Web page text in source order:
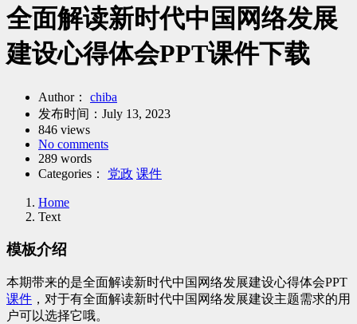
全面解读新时代中国网络发展
建设心得体会PPT课件下载
Author：
chiba
发布时间： July 13, 2023
846 views
No comments
289 words
Categories：
党政 课件
Home
Text
模板介绍
本期带来的是全面解读新时代中国网络发展建设心得体会PPT
课件 ，对于有全面解读新时代中国网络发展建设主题需求的用
户可以选择它哦。